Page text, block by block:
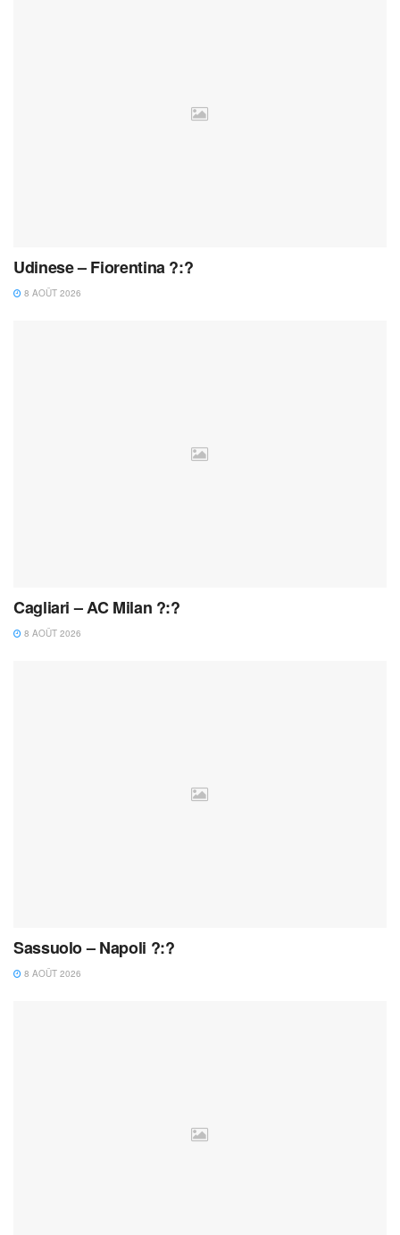
Udinese – Fiorentina ?:?
8 AOÛT 2026
Cagliari – AC Milan ?:?
8 AOÛT 2026
Sassuolo – Napoli ?:?
8 AOÛT 2026